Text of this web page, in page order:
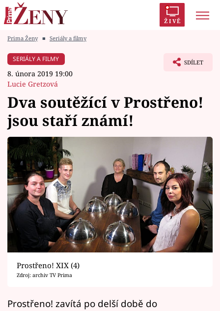
ŽIVĚ
Módní alarm
Témata
Celebrity
Vztahy
Seriály
Horoskopy
Sledujte prima+
Filmový festival Karlovy Vary
Prima Ženy ■ Seriály a filmy
SERIÁLY A FILMY
8. února 2019 19:00
Lucie Gretzová
SDÍLET
Dva soutěžící v Prostřeno!
jsou staří známí!
Prostřeno! XIX (4)
Zdroj: archiv TV Prima
Prostřeno! zavítá po delší době do